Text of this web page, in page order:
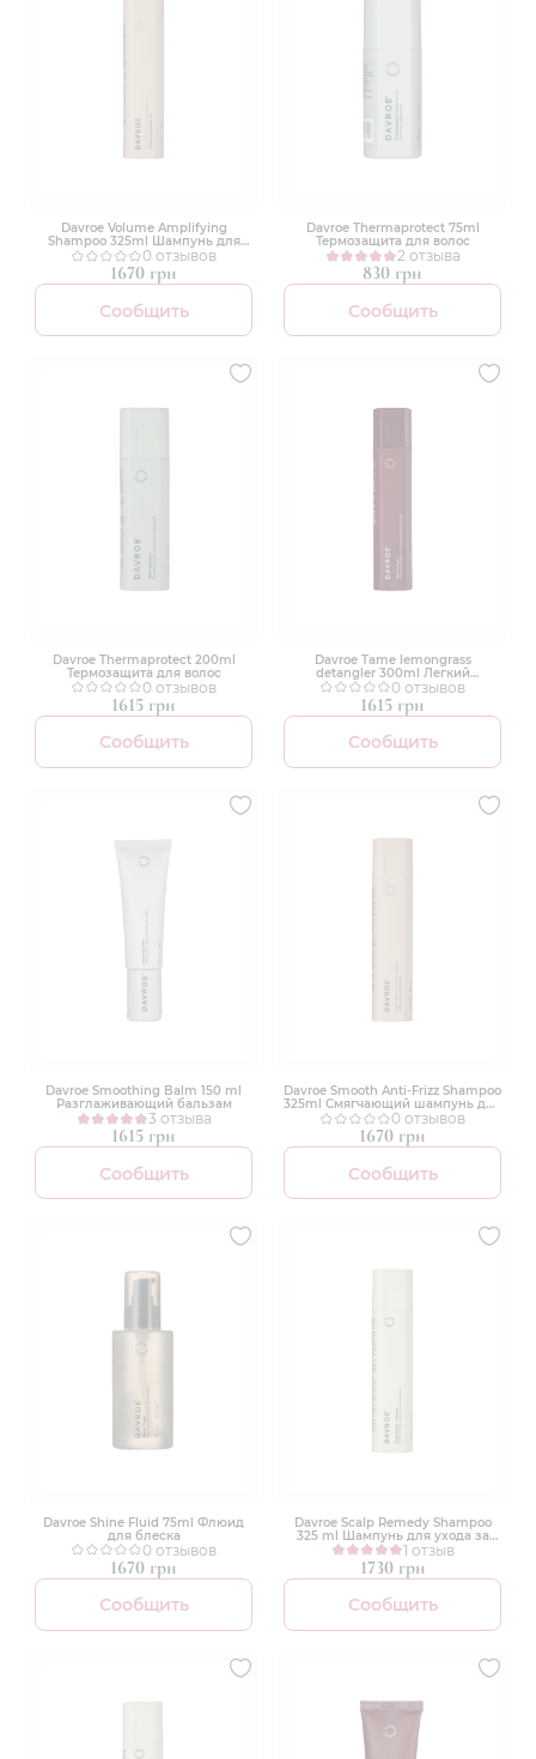
Davroe Volume Amplifying
Shampoo 325ml Шампунь для
объема волос
0 отзывов
1670 грн
Сообщить
Davroe Thermaprotect 75ml
Термозащита для волос
2 отзыва
830 грн
Сообщить
Davroe Thermaprotect 200ml
Термозащита для волос
0 отзывов
1615 грн
Сообщить
Davroe Tame lemongrass
detangler 300ml Легкий
несмываемый кондиционер
0 отзывов
1615 грн
Сообщить
Davroe Smoothing Balm 150 ml
Разглаживающий бальзам
3 отзыва
1615 грн
Сообщить
Davroe Smooth Anti-Frizz Shampoo
325ml Смягчающий шампунь для
кудрявых волос
0 отзывов
1670 грн
Сообщить
Davroe Shine Fluid 75ml Флюид
для блеска
0 отзывов
1670 грн
Сообщить
Davroe Scalp Remedy Shampoo
325 ml Шампунь для ухода за
кожей головы
1 отзыв
1730 грн
Сообщить